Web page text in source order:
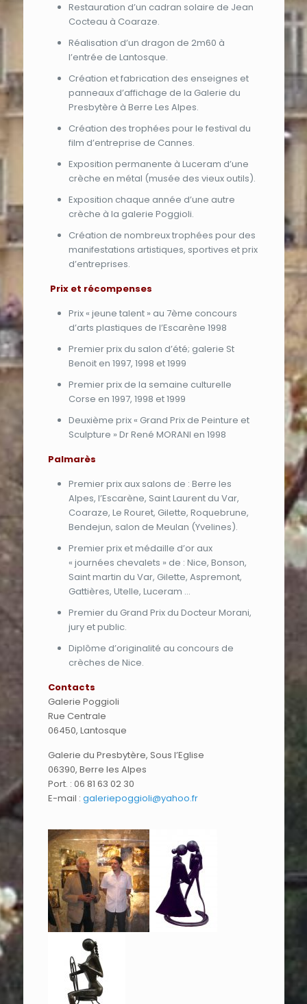
Restauration d’un cadran solaire de Jean
Cocteau à Coaraze.
Réalisation d’un dragon de 2m60 à
l’entrée de Lantosque.
Création et fabrication des enseignes et
panneaux d’affichage de la Galerie du
Presbytère à Berre Les Alpes.
Création des trophées pour le festival du
film d’entreprise de Cannes.
Exposition permanente à Luceram d’une
crèche en métal (musée des vieux outils).
Exposition chaque année d’une autre
crèche à la galerie Poggioli.
Création de nombreux trophées pour des
manifestations artistiques, sportives et prix
d’entreprises.
Prix et récompenses
Prix « jeune talent » au 7ème concours
d’arts plastiques de l’Escarène 1998
Premier prix du salon d’été; galerie St
Benoit en 1997, 1998 et 1999
Premier prix de la semaine culturelle
Corse en 1997, 1998 et 1999
Deuxième prix « Grand Prix de Peinture et
Sculpture » Dr René MORANI en 1998
Palmarès
Premier prix aux salons de : Berre les
Alpes, l’Escarène, Saint Laurent du Var,
Coaraze, Le Rouret, Gilette, Roquebrune,
Bendejun, salon de Meulan (Yvelines).
Premier prix et médaille d’or aux
« journées chevalets » de : Nice, Bonson,
Saint martin du Var, Gilette, Aspremont,
Gattières, Utelle, Luceram …
Premier du Grand Prix du Docteur Morani,
jury et public.
Diplôme d’originalité au concours de
crèches de Nice.
Contacts
Galerie Poggioli
Rue Centrale
06450, Lantosque
Galerie du Presbytère, Sous l’Eglise
06390, Berre les Alpes
Port. : 06 81 63 02 30
E-mail : galeriepoggioli@yahoo.fr